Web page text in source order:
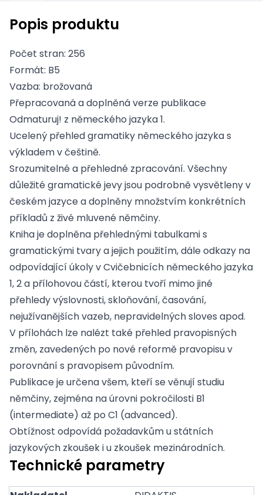
Popis produktu
Počet stran: 256
Formát: B5
Vazba: brožovaná
Přepracovaná a doplněná verze publikace
Odmaturuj! z německého jazyka 1.
Ucelený přehled gramatiky německého jazyka s
výkladem v češtině.
Srozumitelné a přehledné zpracování. Všechny
důležité gramatické jevy jsou podrobně vysvětleny v
českém jazyce a doplněny množstvím konkrétních
příkladů z živé mluvené němčiny.
Kniha je doplněna přehlednými tabulkami s
gramatickými tvary a jejich použitím, dále odkazy na
odpovídající úkoly v Cvičebnicích německého jazyka
1, 2 a přílohovou částí, kterou tvoří mimo jiné
přehledy výslovnosti, skloňování, časování,
nejužívanějších vazeb, nepravidelných sloves apod.
V přílohách lze nalézt také přehled pravopisných
změn, zavedených po nové reformě pravopisu v
porovnání s pravopisem původním.
Publikace je určena všem, kteří se věnují studiu
němčiny, zejména na úrovni pokročilosti B1
(intermediate) až po C1 (advanced).
Obtížnost odpovídá požadavkům u státních
jazykových zkoušek i u zkoušek mezinárodních.
Technické parametry